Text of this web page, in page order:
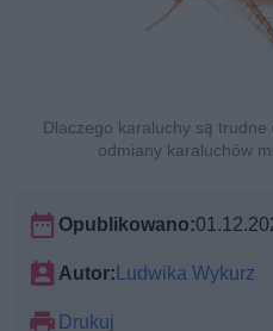
Dlaczego karaluchy są
odmiany karaluchów
Opublikowano:
Autor:Ludwika Wykurz
Drukuj